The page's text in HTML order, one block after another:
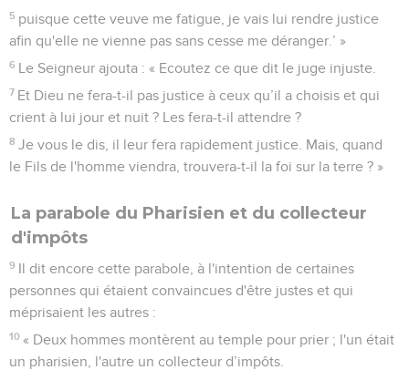
5 puisque cette veuve me fatigue, je vais lui rendre justice
afin qu'elle ne vienne pas sans cesse me déranger.’ »
6 Le Seigneur ajouta : « Ecoutez ce que dit le juge injuste.
7 Et Dieu ne fera-t-il pas justice à ceux qu’il a choisis et qui
crient à lui jour et nuit ? Les fera-t-il attendre ?
8 Je vous le dis, il leur fera rapidement justice. Mais, quand
le Fils de l'homme viendra, trouvera-t-il la foi sur la terre ? »
La parabole du Pharisien et du collecteur
d'impôts
9 Il dit encore cette parabole, à l'intention de certaines
personnes qui étaient convaincues d'être justes et qui
méprisaient les autres :
10 « Deux hommes montèrent au temple pour prier ; l'un était
un pharisien, l'autre un collecteur d’impôts.